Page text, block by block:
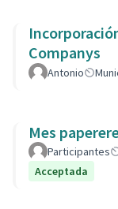
Companys
Antonio
Mes
Participantes
Acceptada